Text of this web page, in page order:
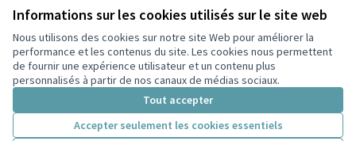
Informations sur les cookies utilisés sur le site web
Nous utilisons des cookies sur notre site Web pour améliorer la
performance et les contenus du site. Les cookies nous permettent
de fournir une expérience utilisateur et un contenu plus
personnalisés à partir de nos canaux de médias sociaux.
Tout accepter
Accepter seulement les cookies essentiels
Conditions d'utilisation
Paramètres des cookies
Participez Villeurbanne sur X
(Lien externe)
Participez Villeurbanne sur Facebook
Participez Villeurbanne sur Instagram
Participez Villeurbanne sur YouTube
(Lien externe)